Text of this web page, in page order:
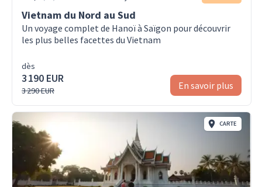
Vietnam du Nord au Sud
Un voyage complet de Hanoï à Saïgon pour découvrir
les plus belles facettes du Vietnam
dès
3 190 EUR
3 290 EUR En savoir plus
CARTE